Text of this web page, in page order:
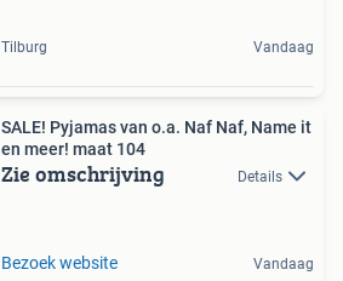
Tilburg Vandaag
SALE! Pyjamas van o.a. Naf Naf, Name it
en meer! maat 104
Zie omschrijving Details
Bezoek website Vandaag